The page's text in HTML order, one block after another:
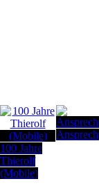
100 Jahre
Thierolf
(Mobile)